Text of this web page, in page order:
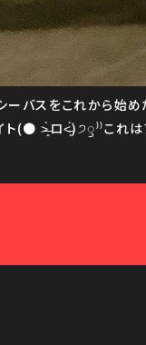
ーバスをこれから始
(● ˃̶͈̀ロ˂̶͈́)੭ꠥ⁾⁾これは